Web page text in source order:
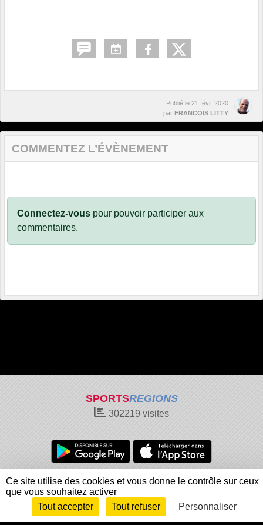
Publié le 21 févr. 2020
par FRANCOIS LITTY
COMMENTEZ L’ÉVÈNEMENT
Connectez-vous pour pouvoir participer aux
commentaires.
SPORTSREGIONS
302219 visites
Charte cookies
Gestion des cookies
Informations légales
Signaler un contenu inapproprié
Envie de participer ?
Connexion
Ce site utilise des cookies et vous donne le contrôle sur ceux
que vous souhaitez activer
Tout accepter
Tout refuser Personnaliser